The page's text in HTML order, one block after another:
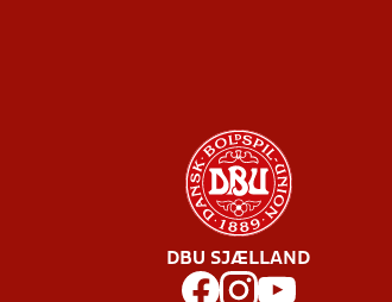
DBU SJÆLLAND